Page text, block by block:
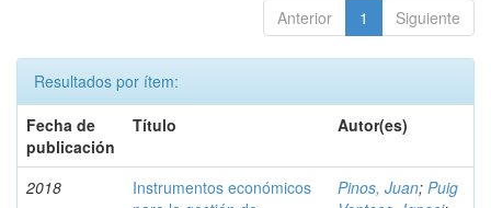
Anterior 1 Siguiente
Resultados por ítem:
Fecha de
publicación
Título Autor(es)
2018
Instrumentos económicos
Pinos, Juan; Puig